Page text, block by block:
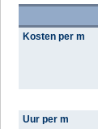
Kosten per m
Uur per m